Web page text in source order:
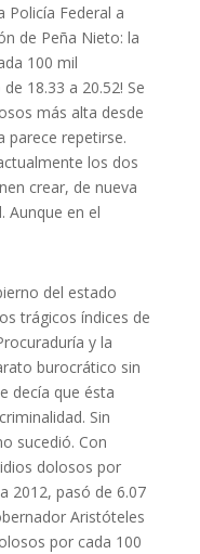
Policía Federal a
de Peña Nieto: la
100 mil
18.33 a 20.52! Se
más alta desde
parece repetirse.
los dos
crear, de nueva
Aunque en el
del estado
trágicos índices de
y la
burocrático sin
decía que ésta
Sin
sucedió. Con
dolosos por
2012, pasó de 6.07
Aristóteles
por cada 100